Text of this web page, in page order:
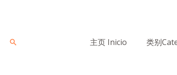
Buscar 主页 Inicio 类别